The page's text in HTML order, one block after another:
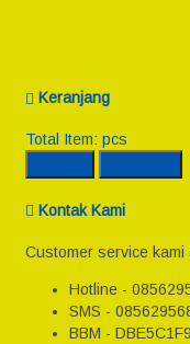
Keranjang
Total Item: pcs
Kontak Kami
Customer service kami
Hotline -
SMS -
BBM - DBE5C1F9